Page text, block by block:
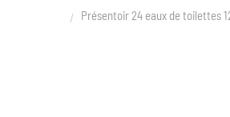
Présentoir 24 eaux de toilettes